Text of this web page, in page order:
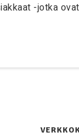
-jotka